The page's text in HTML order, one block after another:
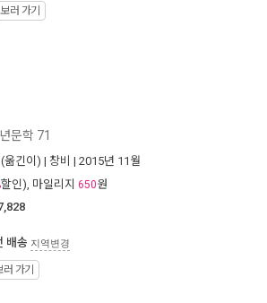
보러 가기
문학 71
(옮긴이) | 창비 | 2015년 11월
할인), 마일리지 650원
배송 지역변경
러 가기